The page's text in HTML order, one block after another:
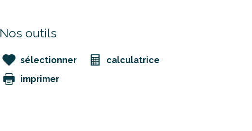
Nos outils
sélectionner
calculatrice
imprimer